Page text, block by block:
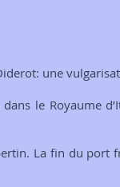
une
le Royaume
La fin du port